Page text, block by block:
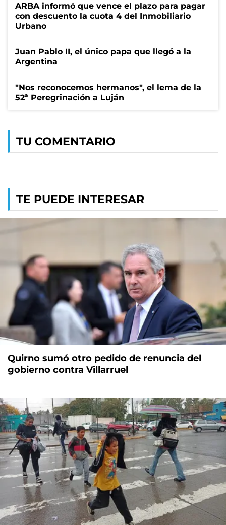
ARBA informó que vence el plazo para pagar
con descuento la cuota 4 del Inmobiliario
Urbano
Juan Pablo II, el único papa que llegó a la
Argentina
"Nos reconocemos hermanos", el lema de la
52ª Peregrinación a Luján
TU COMENTARIO
TE PUEDE INTERESAR
Quirno sumó otro pedido de renuncia del
gobierno contra Villarruel